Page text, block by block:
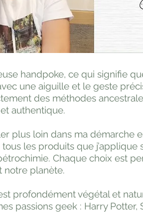
handpoke, ce qui signifie
une aiguille et le geste
des méthodes
authentique.
plus loin dans ma
les produits que
Chaque choix est
notre planète.
profondément végétal et
passions geek : Harry Potter,